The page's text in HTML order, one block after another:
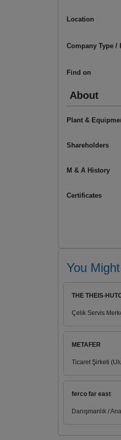
Location
Company Type /
Find on
About
Plant &
Shareholders
M & A History
Certificates
You
THE THEIS-
Çelik Servis
METAFER
Ticaret Şirketi
ferco far east
Danışmanlık /